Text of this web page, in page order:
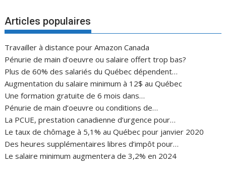
Articles populaires
Travailler à distance pour Amazon Canada
Pénurie de main d’oeuvre ou salaire offert trop bas?
Plus de 60% des salariés du Québec dépendent…
Augmentation du salaire minimum à 12$ au Québec
Une formation gratuite de 6 mois dans…
Pénurie de main d’oeuvre ou conditions de…
La PCUE, prestation canadienne d’urgence pour…
Le taux de chômage à 5,1% au Québec pour janvier 2020
Des heures supplémentaires libres d’impôt pour…
Le salaire minimum augmentera de 3,2% en 2024